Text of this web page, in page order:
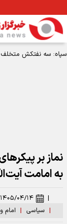
سپاه: پایگاه آمریکا در
نماز بر
به امامت
| سیاسی | امام
| ۱۴۰۵/۰۴/۱۴